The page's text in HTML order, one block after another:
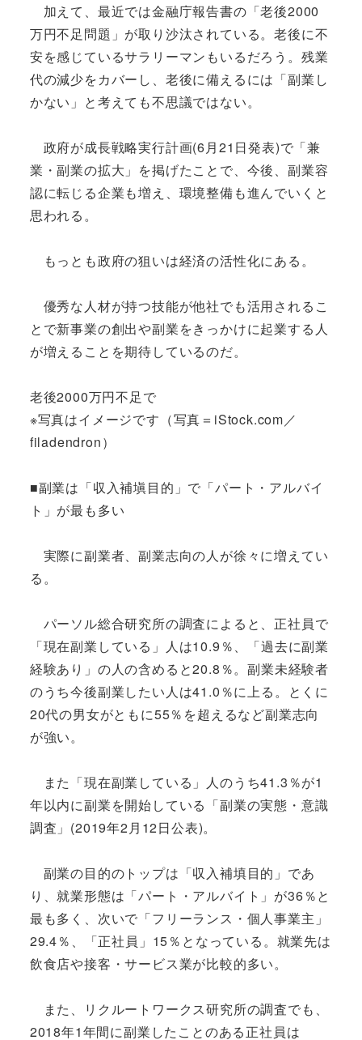
加えて、最近では金融庁報告書の「老後2000
万円不足問題」が取り沙汰されている。老後に不
安を感じているサラリーマンもいるだろう。残業
代の減少をカバーし、老後に備えるには「副業し
かない」と考えても不思議ではない。
政府が成長戦略実行計画(6月21日発表)で「兼
業・副業の拡大」を掲げたことで、今後、副業容
認に転じる企業も増え、環境整備も進んでいくと
思われる。
もっとも政府の狙いは経済の活性化にある。
優秀な人材が持つ技能が他社でも活用されるこ
とで新事業の創出や副業をきっかけに起業する人
が増えることを期待しているのだ。
老後2000万円不足で
※写真はイメージです（写真＝iStock.com／
filadendron）
■副業は「収入補塡目的」で「パート・アルバイ
ト」が最も多い
実際に副業者、副業志向の人が徐々に増えてい
る。
パーソル総合研究所の調査によると、正社員で
「現在副業している」人は10.9％、「過去に副業
経験あり」の人の含めると20.8％。副業未経験者
のうち今後副業したい人は41.0％に上る。とくに
20代の男女がともに55％を超えるなど副業志向
が強い。
また「現在副業している」人のうち41.3％が1
年以内に副業を開始している「副業の実態・意識
調査」(2019年2月12日公表)。
副業の目的のトップは「収入補填目的」であ
り、就業形態は「パート・アルバイト」が36％と
最も多く、次いで「フリーランス・個人事業主」
29.4％、「正社員」15％となっている。就業先は
飲食店や接客・サービス業が比較的多い。
また、リクルートワークス研究所の調査でも、
2018年1年間に副業したことのある正社員は